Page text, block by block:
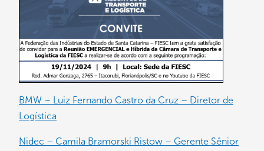
BMW – Luiz Fernando Castro da Cruz – Diretor de
Logística
Nidec – Camila Bramorski Ristow – Gerente Sênior